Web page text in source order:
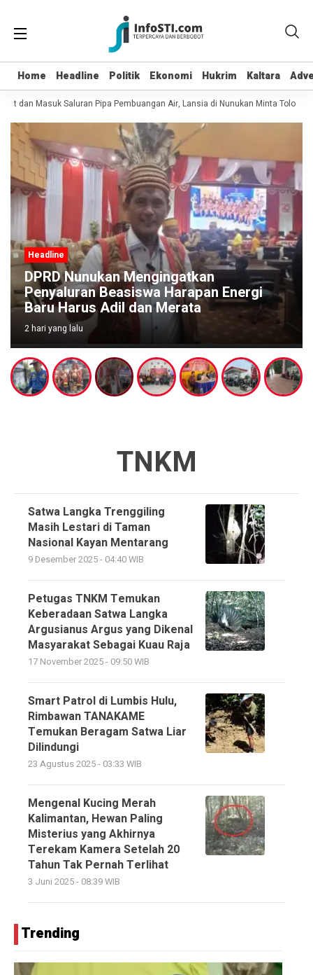
Home Headline Politik Ekonomi Hukrim Kaltara
Home Headline Politik Ekonomi Hukrim Kaltara
dan Masuk Saluran Pipa Pembuangan Air, Lansia di Nunukan Minta Tolong
Headline
DPRD Nunukan Mengingatkan
Penyaluran Beasiswa Harapan Energi
Baru Harus Adil dan Merata
2 hari yang lalu
TNKM
Satwa Langka Trenggiling
Masih Lestari di Taman
Nasional Kayan Mentarang
9 Desember 2025 - 04:40 WIB
Petugas TNKM Temukan
Keberadaan Satwa Langka
Argusianus Argus yang Dikenal
Masyarakat Sebagai Kuau Raja
17 November 2025 - 09:50 WIB
Smart Patrol di Lumbis Hulu,
Rimbawan TANAKAME
Temukan Beragam Satwa Liar
Dilindungi
23 Agustus 2025 - 03:33 WIB
Mengenal Kucing Merah
Kalimantan, Hewan Paling
Misterius yang Akhirnya
Terekam Kamera Setelah 20
Tahun Tak Pernah Terlihat
3 Juni 2025 - 08:39 WIB
Trending